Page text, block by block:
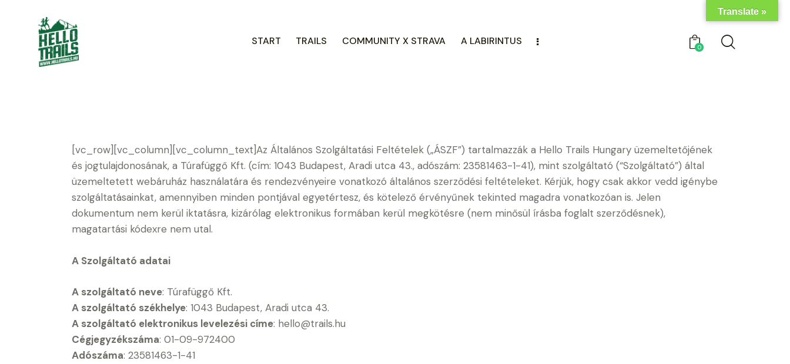
START TRAILS COMMUNITY X STRAVA A LABIRINTUS
0
[vc_row][vc_column][vc_column_text]Az Általános Szolgáltatási Feltételek („ÁSZF”) tartalmazzák a Hello Trails Hungary üzemeltetőjének
és jogtulajdonosának, a Túrafüggő Kft. (cím: 1043 Budapest, Aradi utca 43., adószám: 23581463-1-41), mint szolgáltató (“Szolgáltató”) által
üzemeltetett webáruház használatára és rendezvényeire vonatkozó általános szerződési feltételeket. Kérjük, hogy csak akkor vedd igénybe
szolgáltatásainkat, amennyiben minden pontjával egyetértesz, és kötelező érvényűnek tekinted magadra vonatkozóan is. Jelen
dokumentum nem kerül iktatásra, kizárólag elektronikus formában kerül megkötésre (nem minősül írásba foglalt szerződésnek),
magatartási kódexre nem utal.
A Szolgáltató adatai
A szolgáltató neve: Túrafüggő Kft.
A szolgáltató székhelye: 1043 Budapest, Aradi utca 43.
A szolgáltató elektronikus levelezési címe: hello@trails.hu
Cégjegyzékszáma: 01-09-972400
Adószáma: 23581463-1-41
Translate »